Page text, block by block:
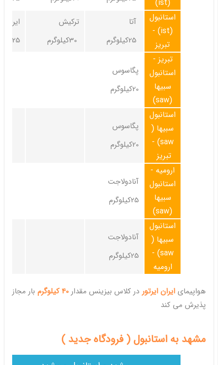
(ist)
ایران
25کیلوگرم
ترکیش
آتا
استانبول
(ist) -
تبریز
پگاسوس
20کیلوگرم
تبریز -
استانبول
سبیها
(saw)
پگاسوس
20کیلوگرم
استانبول
سبیها (
saw) -
تبریز
آنادولاجت
25کیلوگرم
ارومیه -
استانبول
سبیها
(saw)
آنادولاجت
25کیلوگرم
استانبول
سبیها (
saw) -
ارومیه
هواپیمای ایران ایرتوردر کلاس بیزینس مقدار 40 کیلوگرم
بار مجاز
پذیرش می کند
مشهد به استانبول ( فرودگاه جدید )